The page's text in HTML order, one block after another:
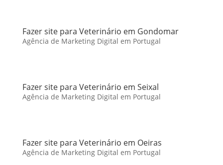
Fazer site para Veterinário em Gondomar
Agência de Marketing Digital em Portugal
Fazer site para Veterinário em Seixal
Agência de Marketing Digital em Portugal
Fazer site para Veterinário em Oeiras
Agência de Marketing Digital em Portugal